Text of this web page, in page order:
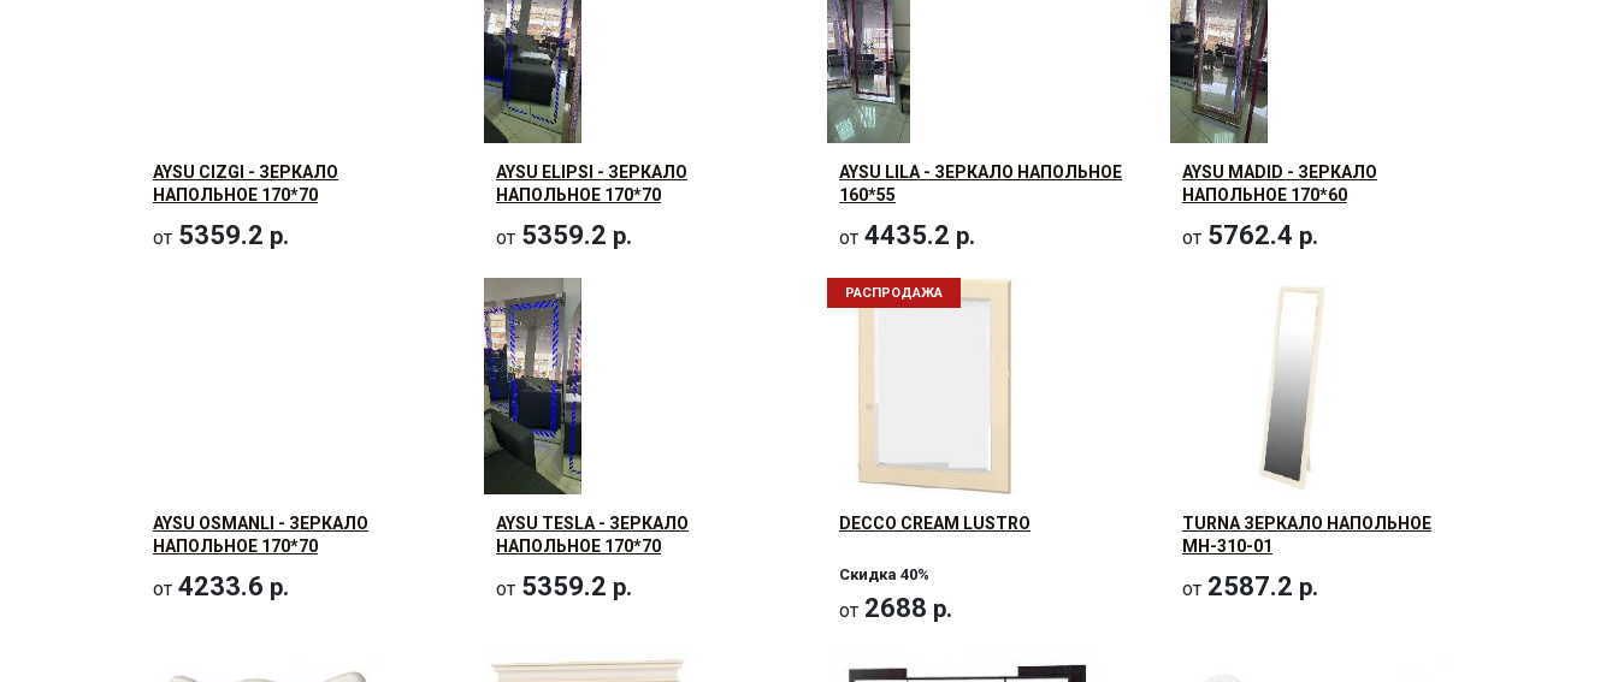
AYSU CIZGI - ЗЕРКАЛО
НАПОЛЬНОЕ 170*70
от 5359.2 р.
AYSU ELIPSI - ЗЕРКАЛО
НАПОЛЬНОЕ 170*70
от 5359.2 р.
AYSU LILA - ЗЕРКАЛО НАПОЛЬНОЕ
160*55
от 4435.2 р.
AYSU MADID - ЗЕРКАЛО
НАПОЛЬНОЕ 170*60
от 5762.4 р.
AYSU OSMANLI - ЗЕРКАЛО
НАПОЛЬНОЕ 170*70
от 4233.6 р.
AYSU TESLA - ЗЕРКАЛО
НАПОЛЬНОЕ 170*70
от 5359.2 р.
РАСПРОДАЖА
DECCO CREAM LUSTRO
Скидка 40%
от 2688 р.
TURNA ЗЕРКАЛО НАПОЛЬНОЕ
МН-310-01
от 2587.2 р.